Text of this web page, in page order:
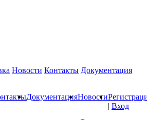
Новости Контакты Документация
ДокументацияНовости
| Вход